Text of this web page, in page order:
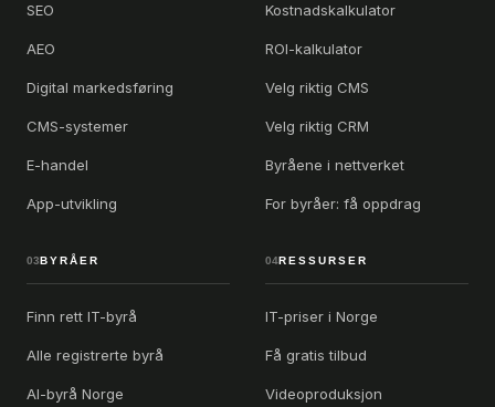
SEO
AEO
Digital markedsføring
CMS-systemer
E-handel
App-utvikling
Kostnadskalkulator
ROI-kalkulator
Velg riktig CMS
Velg riktig CRM
Byråene i nettverket
For byråer: få oppdrag
03 BYRÅER
Finn rett IT-byrå
Alle registrerte byrå
AI-byrå Norge
04RESSURSER
IT-priser i Norge
Få gratis tilbud
Videoproduksjon